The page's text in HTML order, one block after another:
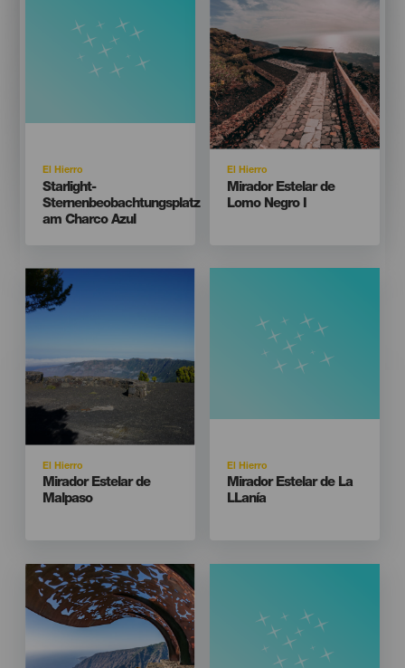
Isla
El Hierro
Titular
Starlight-
Sternenbeobachtungsplatz
am Charco Azul
Isla
El Hierro
Titular
Mirador Estelar de
Lomo Negro I
Imagen
Listado
Imagen
Isla
El Hierro
Titular
Mirador Estelar de
Malpaso
Isla
El Hierro
Titular
Mirador Estelar de La
LLanía
Imagen
Listado
Imagen